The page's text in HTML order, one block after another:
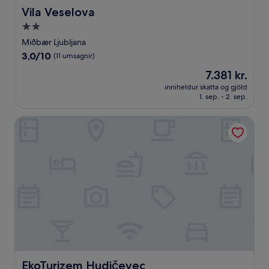
Vila Veselova
Vila Veselova
2.0
stjörnu
gististaður
Miðbær Ljubljana
3.0af
3,0/10 (11 umsagnir)
Verðið
er
7.381 kr.
7.381 kr.
inniheldur skatta og gjöld
1. sep. - 2. sep.
EkoTurizem Hudičevec
EkoTurizem Hudičevec